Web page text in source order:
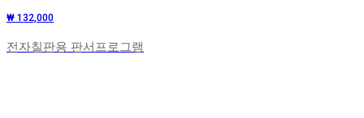
₩ 132,000
전자칠판용 판서프로그램